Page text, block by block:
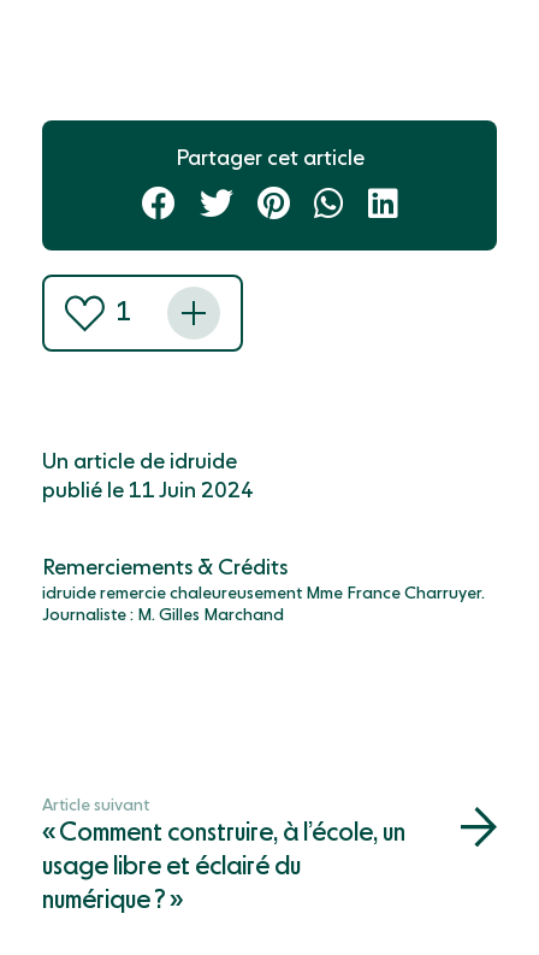
Partager cet article
1
Un article de idruide
publié le 11 Juin 2024
Remerciements & Crédits
idruide remercie chaleureusement Mme France Charruyer.
Journaliste : M. Gilles Marchand
Article suivant
« Comment construire, à l’école, un
usage libre et éclairé du
numérique ? »